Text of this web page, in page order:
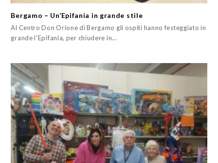
Bergamo – Un’Epifania in grande stile
Al Centro Don Orione di Bergamo gli ospiti hanno festeggiato in
grande l'Epifania, per chiudere in…